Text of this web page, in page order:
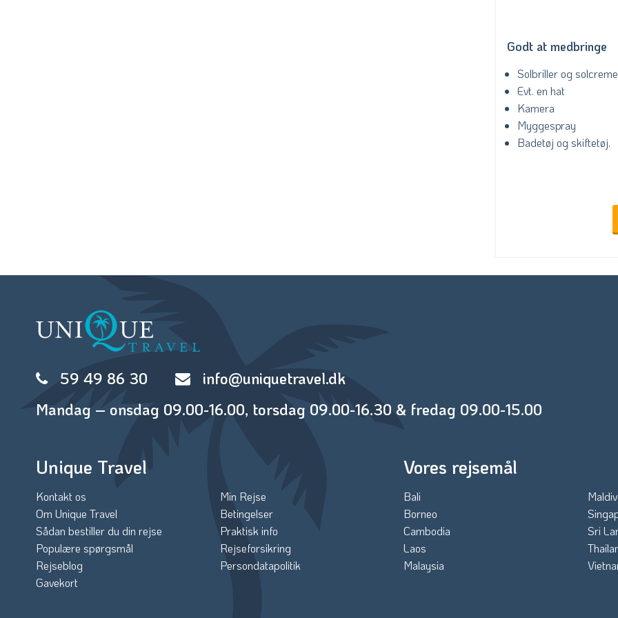
Godt at medbringe
Solbriller og solcreme
Evt. en hat
Kamera
Myggespray
Badetøj og skiftetøj.
59 49 86 30
info@uniquetravel.dk
Mandag – onsdag 09.00-16.00, torsdag 09.00-16.30 & fredag 09.00-15.00
Unique Travel
Kontakt os
Om Unique Travel
Sådan bestiller du din rejse
Populære spørgsmål
Rejseblog
Gavekort
Min Rejse
Betingelser
Praktisk info
Rejseforsikring
Persondatapolitik
Vores rejsemål
Bali
Borneo
Cambodia
Laos
Malaysia
Sri